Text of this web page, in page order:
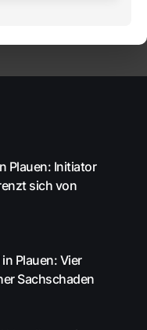
Plauen: Initiator
sich von
Plauen: Vier
Sachschaden